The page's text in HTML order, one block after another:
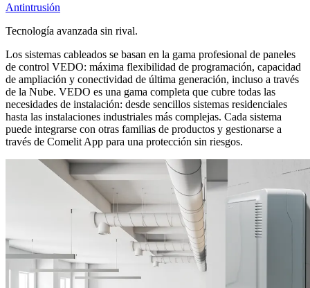
Antintrusión
Tecnología avanzada sin rival.
Los sistemas cableados se basan en la gama profesional de paneles
de control VEDO: máxima flexibilidad de programación, capacidad
de ampliación y conectividad de última generación, incluso a través
de la Nube. VEDO es una gama completa que cubre todas las
necesidades de instalación: desde sencillos sistemas residenciales
hasta las instalaciones industriales más complejas. Cada sistema
puede integrarse con otras familias de productos y gestionarse a
través de Comelit App para una protección sin riesgos.